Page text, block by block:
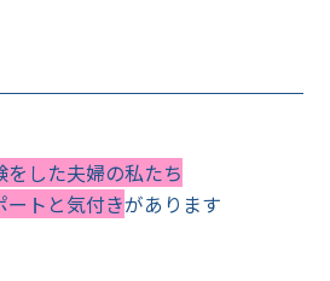
した夫婦の私たち
ートと気付きがあります